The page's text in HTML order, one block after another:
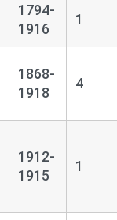
1794-
1916
1
1868-
1918
4
1912-
1915
1